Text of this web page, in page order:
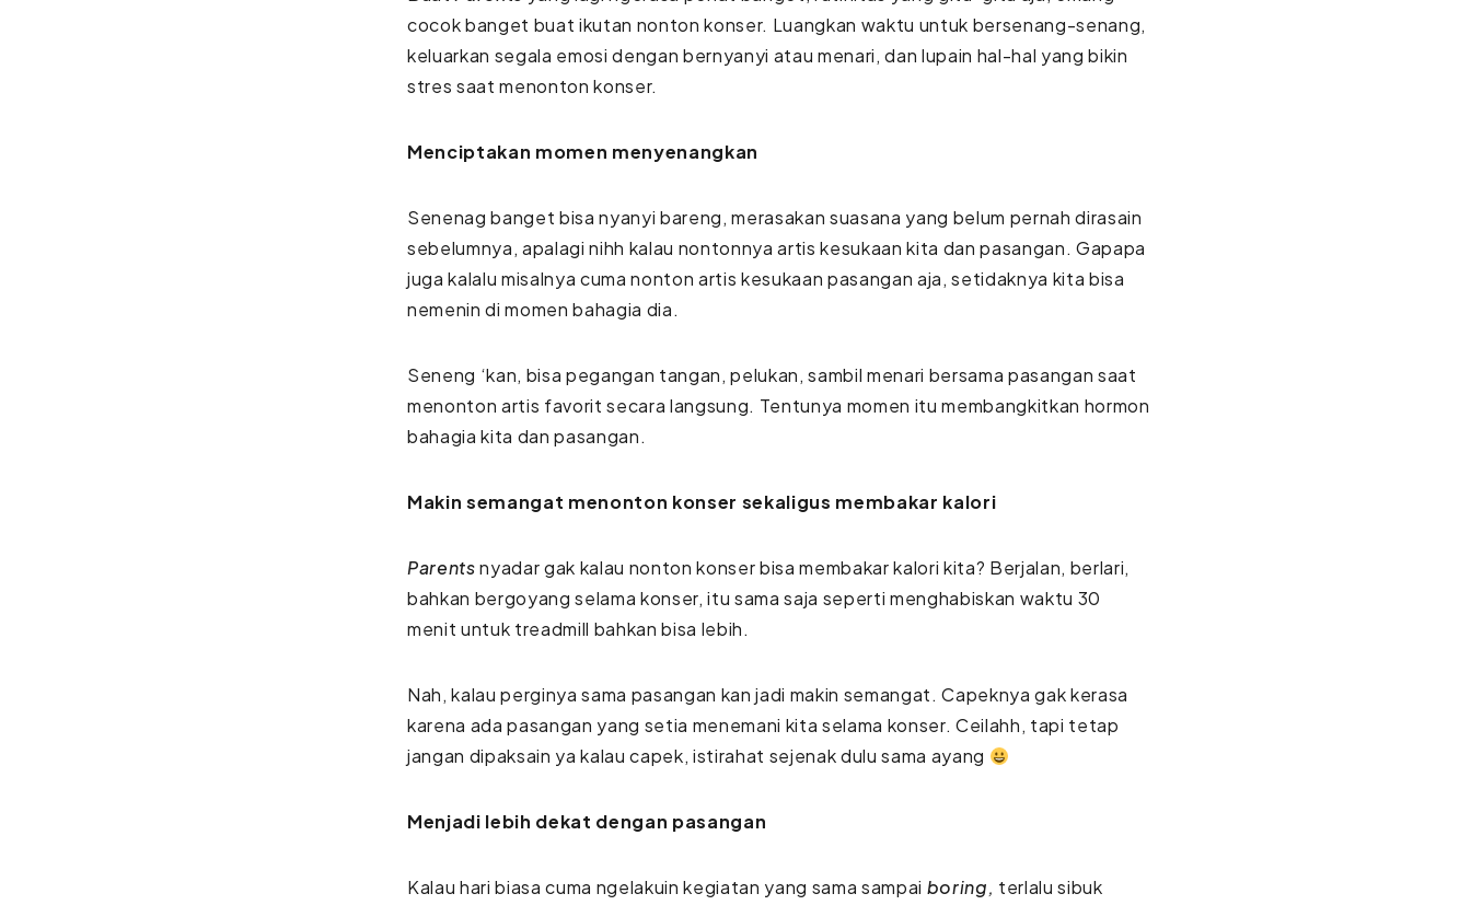
cocok banget buat ikutan nonton konser. Luangkan waktu untuk bersenang-senang,
keluarkan segala emosi dengan bernyanyi atau menari, dan lupain hal-hal yang bikin
stres saat menonton konser.
Menciptakan momen menyenangkan
Senenag banget bisa nyanyi bareng, merasakan suasana yang belum pernah dirasain
sebelumnya, apalagi nihh kalau nontonnya artis kesukaan kita dan pasangan. Gapapa
juga kalalu misalnya cuma nonton artis kesukaan pasangan aja, setidaknya kita bisa
nemenin di momen bahagia dia.
Seneng ‘kan, bisa pegangan tangan, pelukan, sambil menari bersama pasangan saat
menonton artis favorit secara langsung. Tentunya momen itu membangkitkan hormon
bahagia kita dan pasangan.
Makin semangat menonton konser sekaligus membakar kalori
Parentsnyadar gak kalau nonton konser bisa membakar kalori kita? Berjalan, berlari,
bahkan bergoyang selama konser, itu sama saja seperti menghabiskan waktu 30
menit untuk treadmill bahkan bisa lebih.
Nah, kalau perginya sama pasangan kan jadi makin semangat. Capeknya gak kerasa
karena ada pasangan yang setia menemani kita selama konser. Ceilahh, tapi tetap
jangan dipaksain ya kalau capek, istirahat sejenak dulu sama ayang
Menjadi lebih dekat dengan pasangan
Kalau hari biasa cuma ngelakuin kegiatan yang sama sampai boring, terlalu sibuk